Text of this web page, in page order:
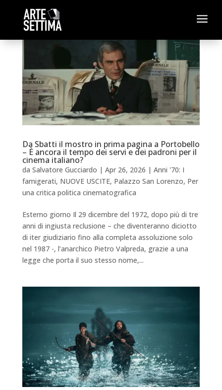
a
Da Sbatti il mostro in prima pagina a Portobello
– È ancora il tempo dei servi e dei padroni per il
cinema italiano?
da Salvatore Gucciardo | Apr 26, 2026 | Anni '70: I
famigerati, NUOVE USCITE, Palazzo San Lorenzo, Per
una critica politica cinematografica
Esterno giorno Il 29 dicembre del 1972, dopo più di tre
anni di ingiusta reclusione – che diventeranno diciotto
di iter giudiziario fino alla completa assoluzione solo
nel 1987 -, l’anarchico Pietro Valpreda, grazie a una
legge che porta il suo stesso nome,...